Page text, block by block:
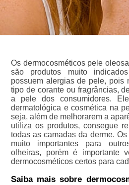
Os dermocosméticos pele
são produtos muito
possuem alergias de pele, pois
tipo de corante ou fragrâncias,
a pele dos consumidores.
dermatológica e cosmética na
seja, além de melhorarem a
utiliza os produtos, consegue
todas as camadas da derme.
muito importantes para
olheiras, porém é importante
dermocosméticos certos para
Saiba mais sobre